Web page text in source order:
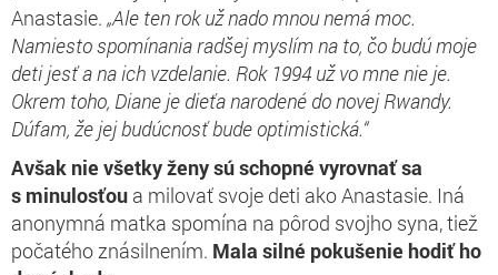
Anastasie. „Ale ten rok už nado mnou nemá moc.
Namiesto spomínania radšej myslím na to, čo budú moje
deti jesť a na ich vzdelanie. Rok 1994 už vo mne nie je.
Okrem toho, Diane je dieťa narodené do novej Rwandy.
Dúfam, že jej budúcnosť bude optimistická.“
Avšak nie všetky ženy sú schopné vyrovnať sa
s minulosťou a milovať svoje deti ako Anastasie. Iná
anonymná matka spomína na pôrod svojho syna, tiež
počatého znásilnením. Mala silné pokušenie hodiť ho